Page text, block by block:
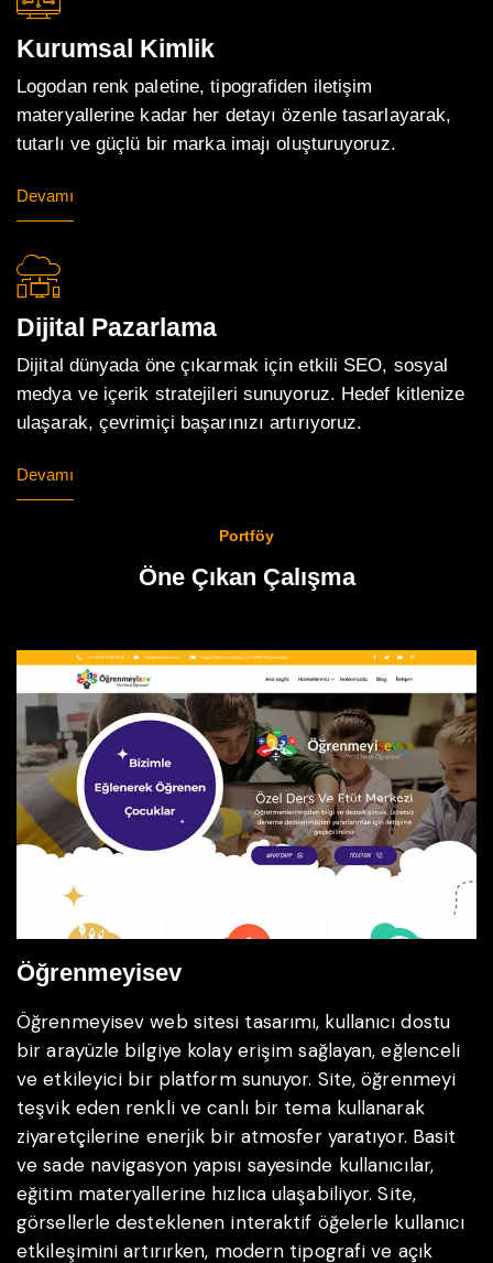
Kurumsal Kimlik
Logodan renk paletine, tipografiden iletişim
materyallerine kadar her detayı özenle tasarlayarak,
tutarlı ve güçlü bir marka imajı oluşturuyoruz.
Devamı
Dijital Pazarlama
Dijital dünyada öne çıkarmak için etkili SEO, sosyal
medya ve içerik stratejileri sunuyoruz. Hedef kitlenize
ulaşarak, çevrimiçi başarınızı artırıyoruz.
Devamı
Portföy
Öne Çıkan Çalışma
Öğrenmeyisev
Öğrenmeyisev web sitesi tasarımı, kullanıcı dostu
bir arayüzle bilgiye kolay erişim sağlayan, eğlenceli
ve etkileyici bir platform sunuyor. Site, öğrenmeyi
teşvik eden renkli ve canlı bir tema kullanarak
ziyaretçilerine enerjik bir atmosfer yaratıyor. Basit
ve sade navigasyon yapısı sayesinde kullanıcılar,
eğitim materyallerine hızlıca ulaşabiliyor. Site,
görsellerle desteklenen interaktif öğelerle kullanıcı
etkileşimini artırırken, modern tipografi ve açık